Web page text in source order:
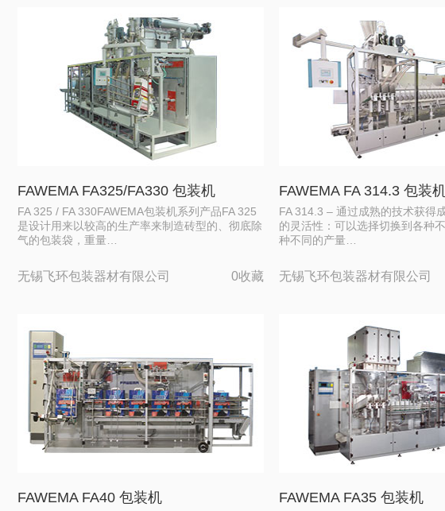
FAWEMA FA325/FA330 包装机
FA 325 / FA 330FAWEMA包装机系列产品FA 325
是设计用来以较高的生产率来制造砖型的、彻底除
气的包装袋，重量…
无锡飞环包装器材有限公司 0收藏
FAWEMA FA 314.3 包装
FA 314.3 – 通过成熟的技术获得
的灵活性：可以选择切换到各种
种不同的产量…
无锡飞环包装器材有限公司
FAWEMA FA40 包装机 FAWEMA FA35 包装机